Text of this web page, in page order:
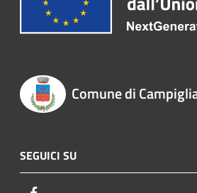
Comune di
SEGUICI SU